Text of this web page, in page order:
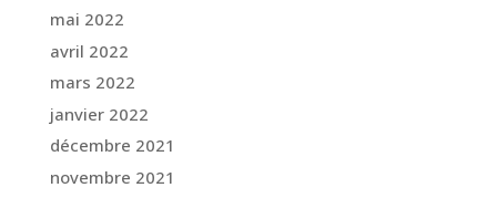
mai 2022
avril 2022
mars 2022
janvier 2022
décembre 2021
novembre 2021